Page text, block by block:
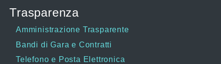
Trasparenza
Amministrazione Trasparente
Bandi di Gara e Contratti
Telefono e Posta Elettronica